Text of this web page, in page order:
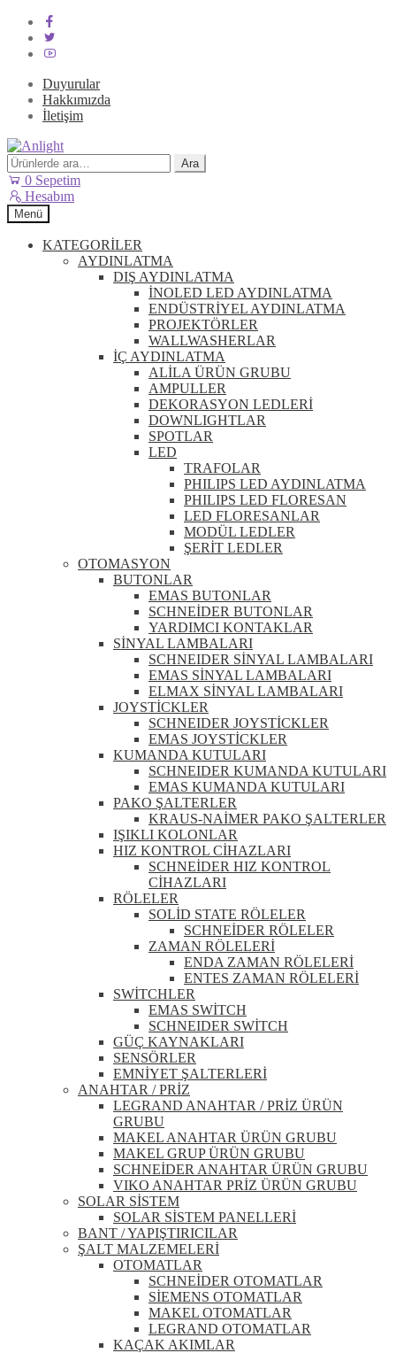
Duyurular
Hakkımızda
İletişim
Dolaşıma
geç
İçeriğe
geç
Ara: Ara
0 Sepetim
Hesabım
Menü
KATEGORİLER
AYDINLATMA
DIŞ AYDINLATMA
İNOLED LED AYDINLATMA
ENDÜSTRİYEL AYDINLATMA
PROJEKTÖRLER
WALLWASHERLAR
İÇ AYDINLATMA
ALİLA ÜRÜN GRUBU
AMPULLER
DEKORASYON LEDLERİ
DOWNLIGHTLAR
SPOTLAR
LED
TRAFOLAR
PHILIPS LED AYDINLATMA
PHILIPS LED FLORESAN
LED FLORESANLAR
MODÜL LEDLER
ŞERİT LEDLER
OTOMASYON
BUTONLAR
EMAS BUTONLAR
SCHNEİDER BUTONLAR
YARDIMCI KONTAKLAR
SİNYAL LAMBALARI
SCHNEIDER SİNYAL LAMBALARI
EMAS SİNYAL LAMBALARI
ELMAX SİNYAL LAMBALARI
JOYSTİCKLER
SCHNEIDER JOYSTİCKLER
EMAS JOYSTİCKLER
KUMANDA KUTULARI
SCHNEIDER KUMANDA KUTULARI
EMAS KUMANDA KUTULARI
PAKO ŞALTERLER
KRAUS-NAİMER PAKO ŞALTERLER
IŞIKLI KOLONLAR
HIZ KONTROL CİHAZLARI
SCHNEİDER HIZ KONTROL
CİHAZLARI
RÖLELER
SOLİD STATE RÖLELER
SCHNEİDER RÖLELER
ZAMAN RÖLELERİ
ENDA ZAMAN RÖLELERİ
ENTES ZAMAN RÖLELERİ
SWİTCHLER
EMAS SWİTCH
SCHNEIDER SWİTCH
GÜÇ KAYNAKLARI
SENSÖRLER
EMNİYET ŞALTERLERİ
ANAHTAR / PRİZ
LEGRAND ANAHTAR / PRİZ ÜRÜN
GRUBU
MAKEL ANAHTAR ÜRÜN GRUBU
MAKEL GRUP ÜRÜN GRUBU
SCHNEİDER ANAHTAR ÜRÜN GRUBU
VIKO ANAHTAR PRİZ ÜRÜN GRUBU
SOLAR SİSTEM
SOLAR SİSTEM PANELLERİ
BANT / YAPIŞTIRICILAR
ŞALT MALZEMELERİ
OTOMATLAR
SCHNEİDER OTOMATLAR
SİEMENS OTOMATLAR
MAKEL OTOMATLAR
LEGRAND OTOMATLAR
KAÇAK AKIMLAR